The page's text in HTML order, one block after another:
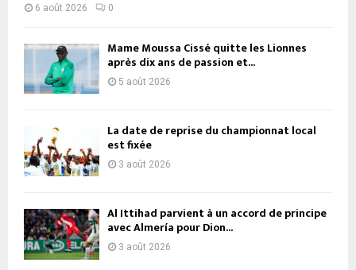
6 août 2026 0
Mame Moussa Cissé quitte les Lionnes
après dix ans de passion et...
5 août 2026
La date de reprise du championnat local
est fixée
3 août 2026
Al Ittihad parvient à un accord de principe
avec Almería pour Dion...
3 août 2026